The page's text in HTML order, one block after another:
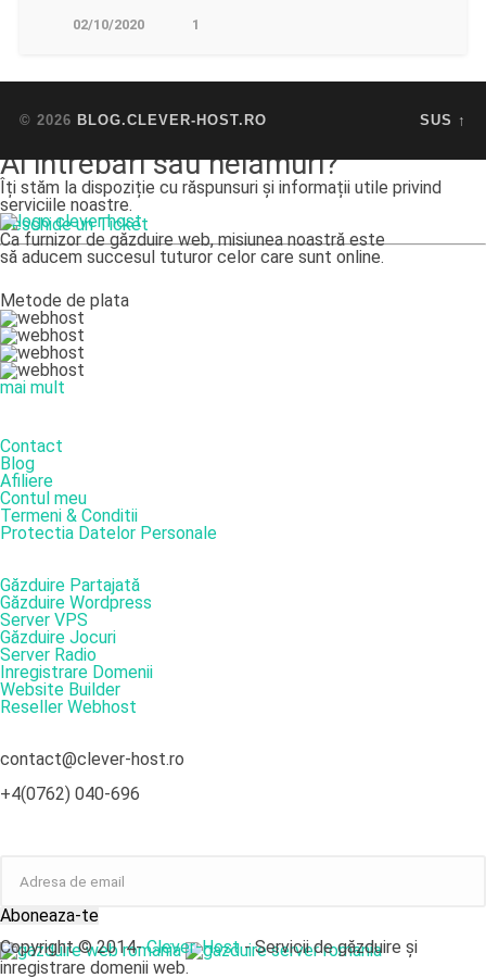
02/10/2020 1
© 2026 BLOG.CLEVER-HOST.RO SUS ↑
Ai intrebări sau nelămuri?
Îți stăm la dispoziție cu răspunsuri și informații utile privind
serviciile noastre.
Deschide un Ticket
Ca furnizor de găzduire web, misiunea noastră este
să aducem succesul tuturor celor care sunt online.
Metode de plata
mai mult
Contact
Blog
Afiliere
Contul meu
Termeni & Conditii
Protectia Datelor Personale
Găzduire Partajată
Găzduire Wordpress
Server VPS
Găzduire Jocuri
Server Radio
Inregistrare Domenii
Website Builder
Reseller Webhost
contact@clever-host.ro
+4(0762) 040-696
Aboneaza-te
Copyright © 2014- Clever-Host- Servicii de găzduire și
inregistrare domenii web.